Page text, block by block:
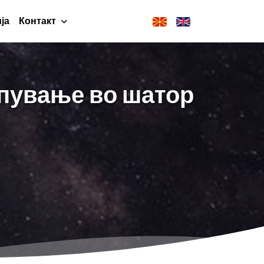
Контакт
во шатор